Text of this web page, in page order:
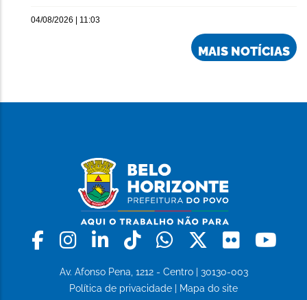
04/08/2026 | 11:03
MAIS NOTÍCIAS
Facebook
Instagram
LinkedinTiktokWhatsapp
X Flickr
Av. Afonso Pena, 1212 - Centro | 30130-003
Política de privacidade
Mapa do site